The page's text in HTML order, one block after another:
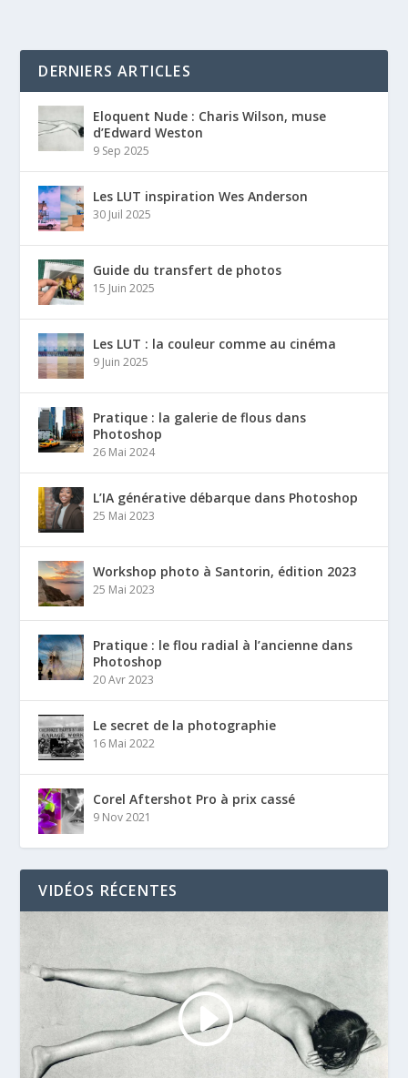
DERNIERS ARTICLES
Eloquent Nude : Charis Wilson, muse
d’Edward Weston
9 Sep 2025
Les LUT inspiration Wes Anderson
30 Juil 2025
Guide du transfert de photos
15 Juin 2025
Les LUT : la couleur comme au cinéma
9 Juin 2025
Pratique : la galerie de flous dans
Photoshop
26 Mai 2024
L’IA générative débarque dans Photoshop
25 Mai 2023
Workshop photo à Santorin, édition 2023
25 Mai 2023
Pratique : le flou radial à l’ancienne dans
Photoshop
20 Avr 2023
Le secret de la photographie
16 Mai 2022
Corel Aftershot Pro à prix cassé
9 Nov 2021
VIDÉOS RÉCENTES